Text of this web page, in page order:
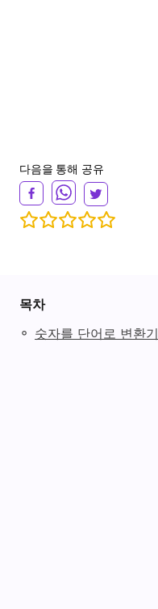
다음을 통해 공유
목차
◦ 숫자를 단어로 변환기